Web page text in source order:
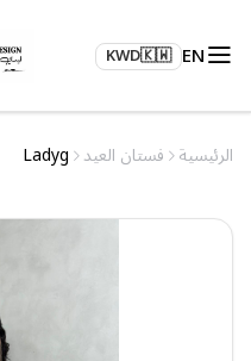
EN
🇰🇼
KWD
الرئيسية فستان العيد Ladyg